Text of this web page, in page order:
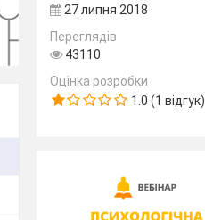
27 липня 2018
Переглядів
43110
Оцінка розробки
1.0 (1 відгук)